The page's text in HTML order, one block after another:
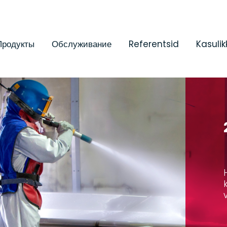
ДЛЯ
для использования
полиуретановой
пены и
полимочевины
Обслуживание Referentsid